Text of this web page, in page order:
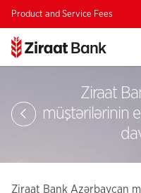
Product and Service Fees
Ziraat
müştərilərinin
Ziraat Bank Azərbaycan